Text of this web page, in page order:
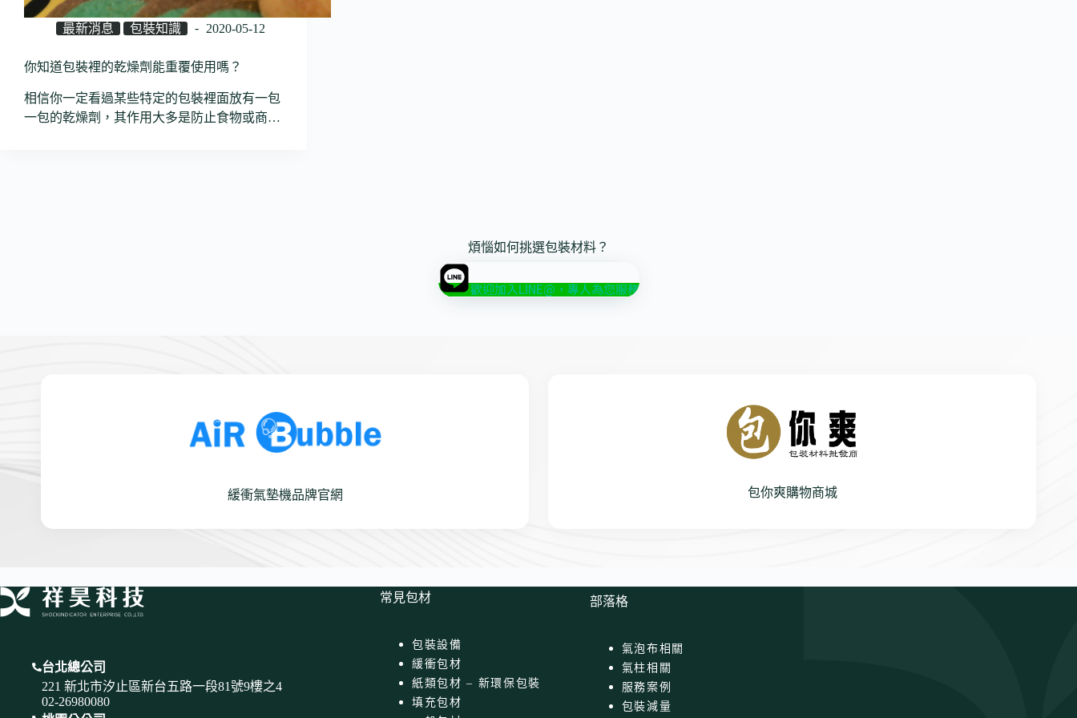
最新消息 包裝知識 2020-05-12
你知道包裝裡的乾燥劑能重覆使用嗎？
相信你一定看過某些特定的包裝裡面放有一包
一包的乾燥劑，其作用大多是防止食物或商…
煩惱如何挑選包裝材料？
歡迎加入LINE@，專人為您服務
緩衝氣墊機品牌官網 包你爽購物商城
台北總公司
221 新北市汐止區新台五路一段81號9樓之4
02-26980080
常見包材
包裝設備
緩衝包材
紙類包材 – 新環保包裝
填充包材
部落格
氣泡布相關
氣柱相關
服務案例
包裝減量